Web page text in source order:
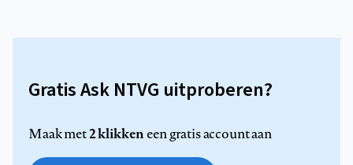
Gratis Ask NTVG uitproberen?
Maak met2 klikkeneen gratis account aan